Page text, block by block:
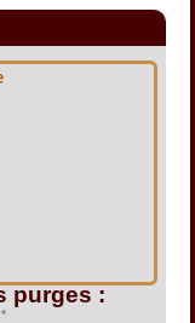
purges :